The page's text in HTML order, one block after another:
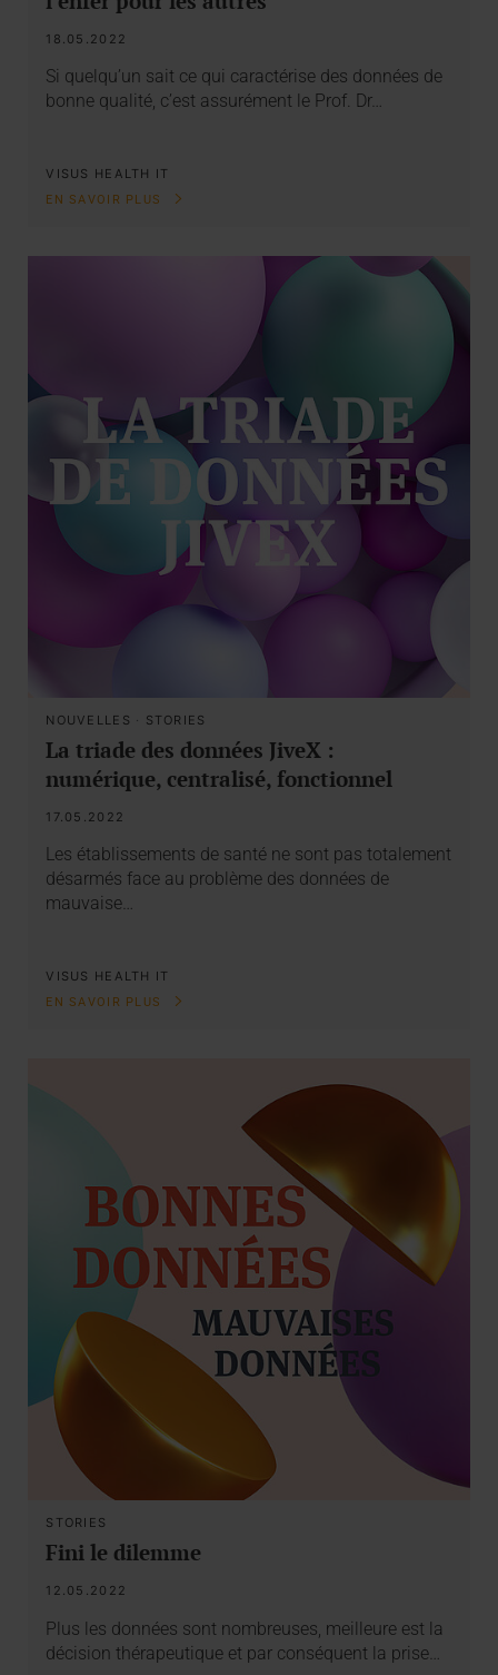
18.05.2022
Si quelqu’un sait ce qui caractérise des données de
bonne qualité, c’est assurément le Prof. Dr…
VISUS HEALTH IT
EN SAVOIR PLUS
NOUVELLES · STORIES
La triade des données JiveX :
numérique, centralisé, fonctionnel
17.05.2022
Les établissements de santé ne sont pas totalement
désarmés face au problème des données de
mauvaise…
VISUS HEALTH IT
EN SAVOIR PLUS
STORIES
Fini le dilemme
12.05.2022
Plus les données sont nombreuses, meilleure est la
décision thérapeutique et par conséquent la prise…